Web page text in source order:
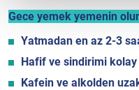
Gece yemek yemenin
Yatmadan en az 2-3
Hafif ve sindirimi
Kafein ve alkolden